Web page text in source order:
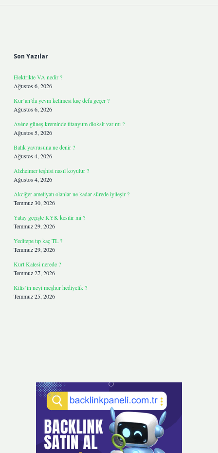
Son Yazılar
Elektrikte VA nedir ?
Ağustos 6, 2026
Kur’an’da yevm kelimesi kaç defa geçer ?
Ağustos 6, 2026
Avène güneş kreminde titanyum dioksit var mı ?
Ağustos 5, 2026
Balık yavrusuna ne denir ?
Ağustos 4, 2026
Alzheimer teşhisi nasıl koyulur ?
Ağustos 4, 2026
Akciğer ameliyatı olanlar ne kadar sürede iyileşir ?
Temmuz 30, 2026
Yatay geçişte KYK kesilir mi ?
Temmuz 29, 2026
Yeditepe tıp kaç TL ?
Temmuz 29, 2026
Kurt Kalesi nerede ?
Temmuz 27, 2026
Kilis’in neyi meşhur hediyelik ?
Temmuz 25, 2026